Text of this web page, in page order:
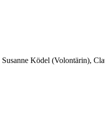
Susanne Ködel (Volontärin),